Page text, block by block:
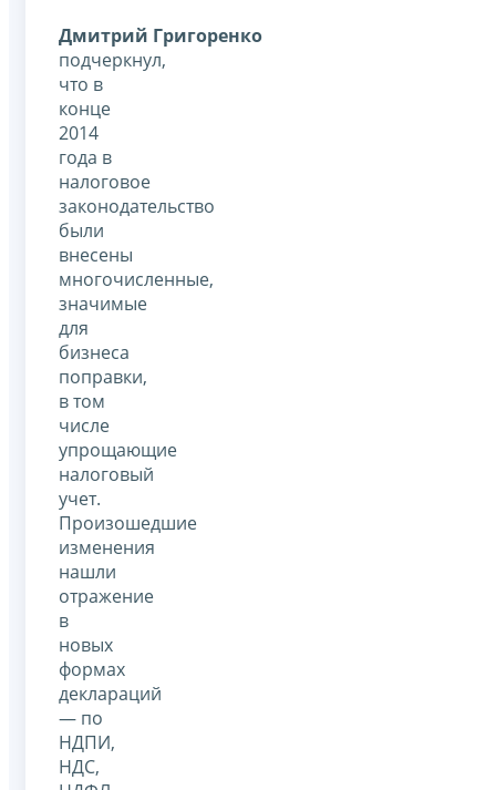
Дмитрий Григоренко
подчеркнул,
что в
конце
2014
года в
налоговое
законодательство
были
внесены
многочисленные,
значимые
для
бизнеса
поправки,
в том
числе
упрощающие
налоговый
учет.
Произошедшие
изменения
нашли
отражение
в
новых
формах
деклараций
— по
НДПИ,
НДС,